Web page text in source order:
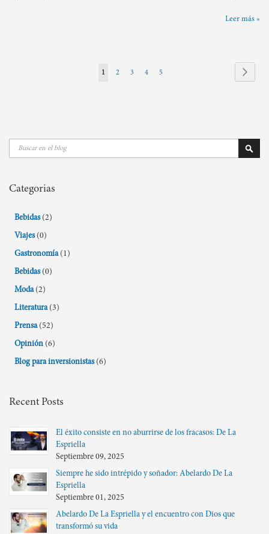
Leer más »
Page
You're
1 Page
2 Page
3 Page
4 Page
5
Buscar
Categorias
Bebidas (2)
Viajes (0)
Gastronomía (1)
Bebidas (0)
Moda (2)
Literatura (3)
Prensa (52)
Opinión (6)
Blog para inversionistas (6)
Recent Posts
El éxito consiste en no aburrirse de los fracasos: De La
Espriella
Septiembre 09, 2025
Siempre he sido intrépido y soñador: Abelardo De La
Espriella
Septiembre 01, 2025
Abelardo De La Espriella y el encuentro con Dios que
transformó su vida